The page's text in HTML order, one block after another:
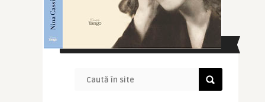
CAUTĂ ÎN SITE